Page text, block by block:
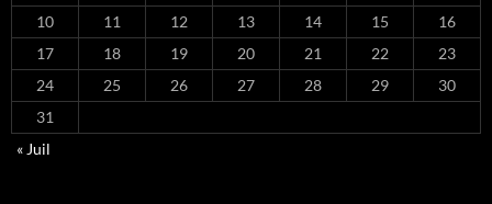
10
11 12 13 14 15
16
17
18 19 20 21 22
23
24
25 26 27 28 29
30
31
« Juil